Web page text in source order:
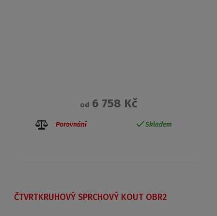
od6 758 Kč
Porovnání Skladem
ČTVRTKRUHOVÝ SPRCHOVÝ KOUT OBR2